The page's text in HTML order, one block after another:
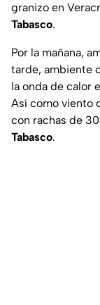
granizo en
Tabasco.
Por la mañana,
tarde, ambiente
la onda de calor
Así como viento
con rachas de
Tabasco.